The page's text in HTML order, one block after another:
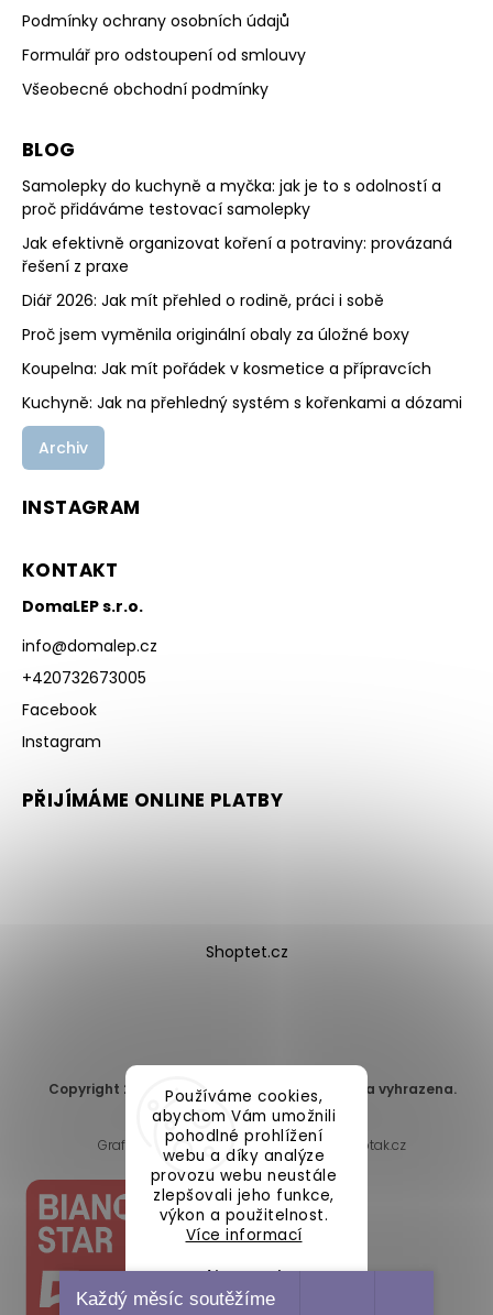
Používáme cookies,
abychom Vám umožnili
pohodlné prohlížení
webu a díky analýze
provozu webu neustále
zlepšovali jeho funkce,
výkon a použitelnost.
Více informací
Nastavení
Podmínky ochrany osobních údajů
Formulář pro odstoupení od smlouvy
Všeobecné obchodní podmínky
BLOG
Samolepky do kuchyně a myčka: jak je to s odolností a
proč přidáváme testovací samolepky
Jak efektivně organizovat koření a potraviny: provázaná
řešení z praxe
Diář 2026: Jak mít přehled o rodině, práci i sobě
Proč jsem vyměnila originální obaly za úložné boxy
Koupelna: Jak mít pořádek v kosmetice a přípravcích
Kuchyně: Jak na přehledný systém s kořenkami a dózami
Archiv
INSTAGRAM
KONTAKT
DomaLEP s.r.o.
info@domalep.cz
+420732673005
Facebook
Instagram
PŘIJÍMÁME ONLINE PLATBY
Shoptet.cz
Copyright 2026 DomaLEP s.r.o. . Všechna práva vyhrazena.
Upravit nastavení cookies
Grafický návrh vytvořil a nakódoval
Shoptak.cz
Každý měsíc soutěžíme